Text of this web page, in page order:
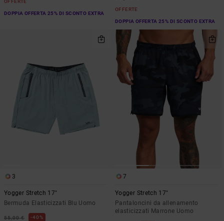
OFFERTE
DOPPIA OFFERTA 25% DI SCONTO EXTRA
OFFERTE
DOPPIA OFFERTA 25% DI SCONTO EXTRA
3
Yogger Stretch 17"
Bermuda Elasticizzati Blu Uomo
55,00 € 40%
7
Yogger Stretch 17"
Pantaloncini da allenamento
elasticizzati Marrone Uomo